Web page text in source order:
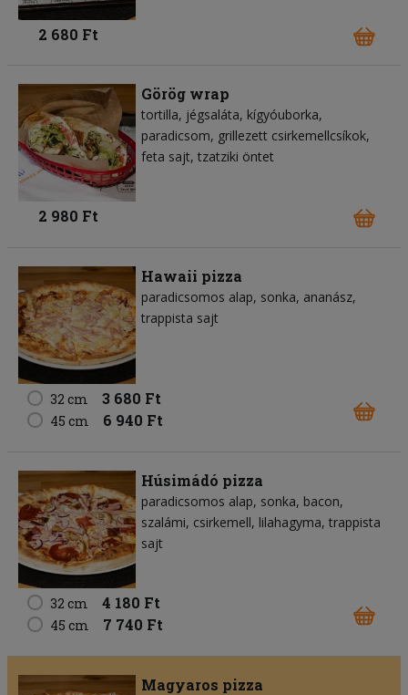
2 680 Ft
Görög wrap
tortilla jégsaláta kígyóuborka
paradicsom grillezett csirkemellcsíkok
feta sajt tzatziki öntet
2 980 Ft
Hawaii pizza
paradicsomos alap sonka ananász
trappista sajt
32 cm 3 680 Ft
45 cm 6 940 Ft
Húsimádó pizza
paradicsomos alap sonka bacon
szalámi csirkemell lilahagyma trappista
sajt
32 cm 4 180 Ft
45 cm 7 740 Ft
Magyaros pizza